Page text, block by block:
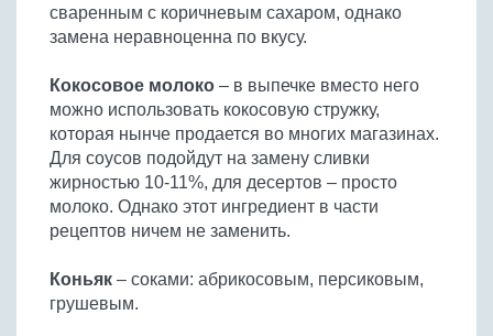
сваренным с коричневым сахаром, однако
замена неравноценна по вкусу.
Кокосовое молоко – в выпечке вместо него
можно использовать кокосовую стружку,
которая нынче продается во многих магазинах.
Для соусов подойдут на замену сливки
жирностью 10-11%, для десертов – просто
молоко. Однако этот ингредиент в части
рецептов ничем не заменить.
Коньяк – соками: абрикосовым, персиковым,
грушевым.